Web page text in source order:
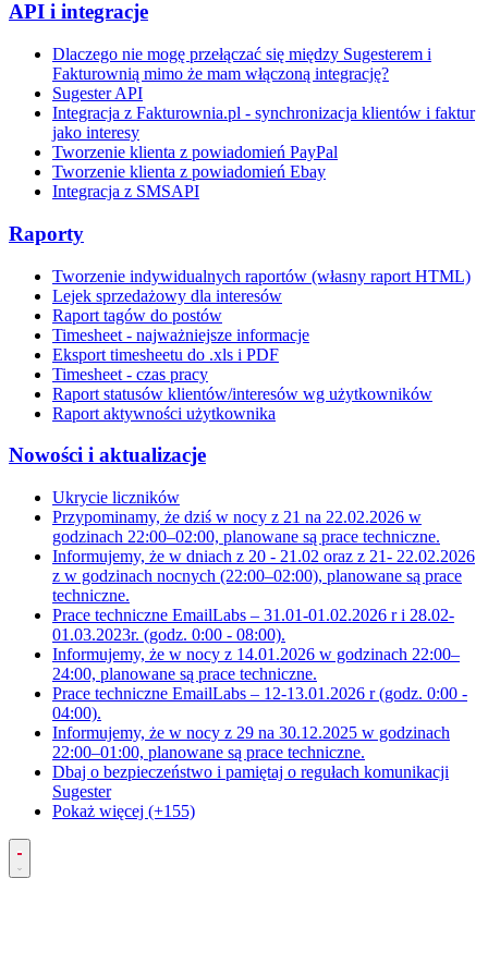
API i integracje
Dlaczego nie mogę przełączać się między Sugesterem i
Fakturownią mimo że mam włączoną integrację?
Sugester API
Integracja z Fakturownia.pl - synchronizacja klientów i faktur
jako interesy
Tworzenie klienta z powiadomień PayPal
Tworzenie klienta z powiadomień Ebay
Integracja z SMSAPI
Raporty
Tworzenie indywidualnych raportów (własny raport HTML)
Lejek sprzedażowy dla interesów
Raport tagów do postów
Timesheet - najważniejsze informacje
Eksport timesheetu do .xls i PDF
Timesheet - czas pracy
Raport statusów klientów/interesów wg użytkowników
Raport aktywności użytkownika
Nowości i aktualizacje
Ukrycie liczników
Przypominamy, że dziś w nocy z 21 na 22.02.2026 w
godzinach 22:00–02:00, planowane są prace techniczne.
Informujemy, że w dniach z 20 - 21.02 oraz z 21- 22.02.2026
z w godzinach nocnych (22:00–02:00), planowane są prace
techniczne.
Prace techniczne EmailLabs – 31.01-01.02.2026 r i 28.02-
01.03.2023r. (godz. 0:00 - 08:00).
Informujemy, że w nocy z 14.01.2026 w godzinach 22:00–
24:00, planowane są prace techniczne.
Prace techniczne EmailLabs – 12-13.01.2026 r (godz. 0:00 -
04:00).
Informujemy, że w nocy z 29 na 30.12.2025 w godzinach
22:00–01:00, planowane są prace techniczne.
Dbaj o bezpieczeństwo i pamiętaj o regułach komunikacji
Sugester
Pokaż więcej (+155)